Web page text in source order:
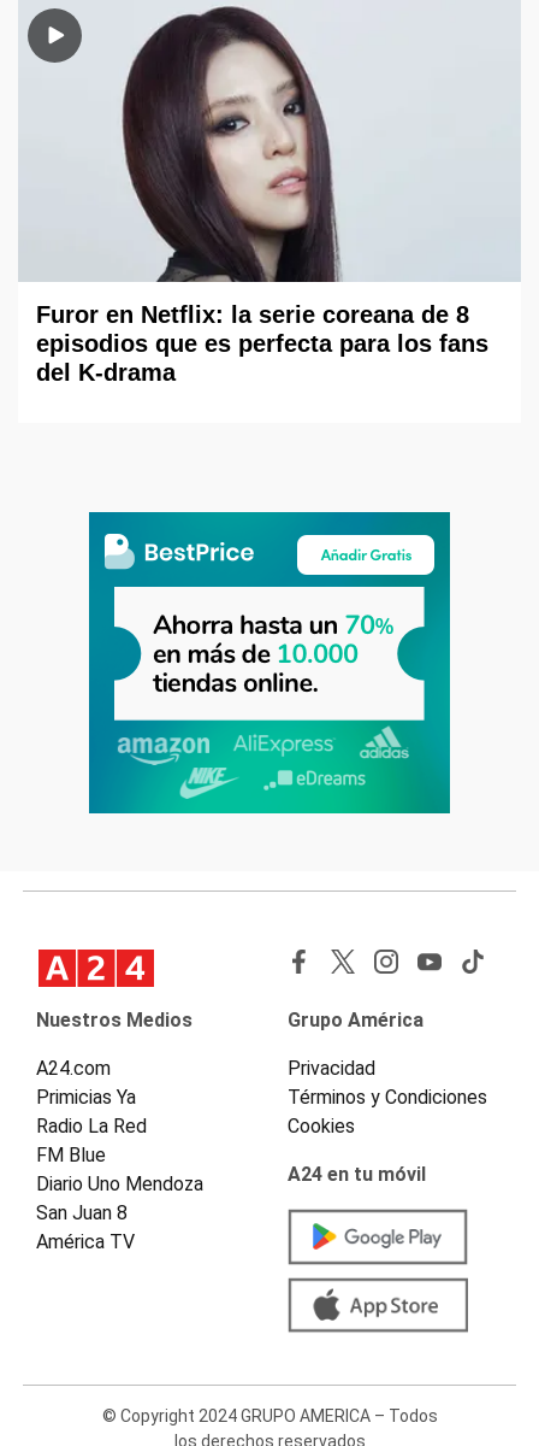
Furor en Netflix: la serie coreana de 8
episodios que es perfecta para los fans
del K-drama
Nuestros Medios
A24.com
Primicias Ya
Radio La Red
FM Blue
Diario Uno Mendoza
San Juan 8
América TV
Grupo América
Privacidad
Términos y Condiciones
Cookies
A24 en tu móvil
© Copyright 2024 GRUPO AMERICA – Todos
los derechos reservados